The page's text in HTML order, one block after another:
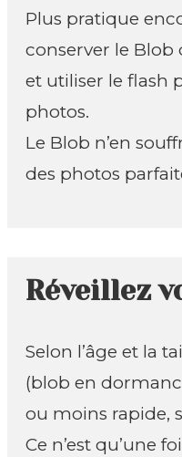
Plus pratique
conserver le Blob
et utiliser le flash
photos.
Le Blob n’en
des photos
Réveillez
Selon l’âge et la
(blob en
ou moins rapide,
Ce n’est qu’une